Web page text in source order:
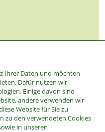
Ihrer Daten und möchten
Dafür nutzen wir
Einige davon sind
andere verwenden wir
Website für Sie zu
zu den verwendeten Cookies
in unseren